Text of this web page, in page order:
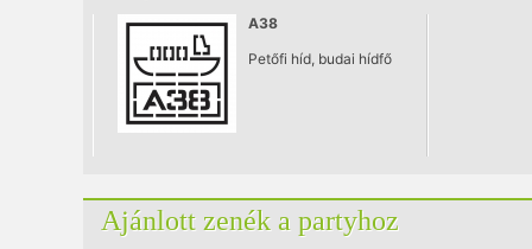
A38
Petőfi híd, budai hídfő
Ajánlott zenék a partyhoz